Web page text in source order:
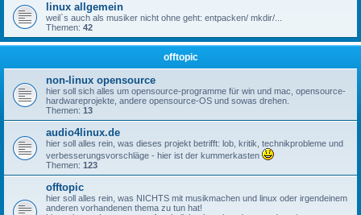
linux allgemein
weil`s auch als musiker nicht ohne geht: entpacken/ mkdir/...
Themen: 42
offtopic
non-linux opensource
hier soll sich alles um opensource-programme für win und mac, opensource-
hardwareprojekte, andere opensource-OS und sowas drehen.
Themen: 13
audio4linux.de
hier soll alles rein, was dieses projekt betrifft: lob, kritik, technikprobleme und
verbesserungsvorschläge - hier ist der kummerkasten
Themen: 123
offtopic
hier soll alles rein, was NICHTS mit musikmachen und linux oder irgendeinem
anderen vorhandenen thema zu tun hat!